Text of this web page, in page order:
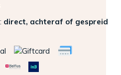
direct, achteraf of gespreid